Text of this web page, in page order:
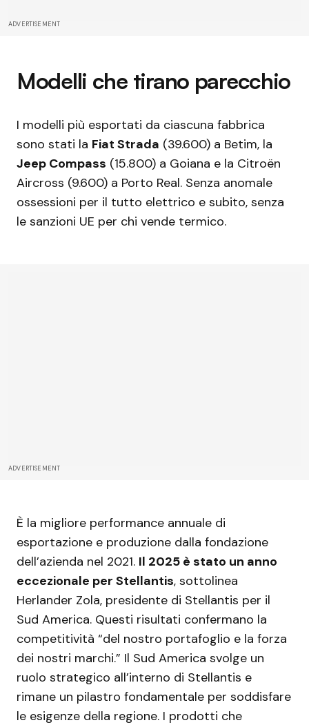
ADVERTISEMENT
Modelli che tirano parecchio
I modelli più esportati da ciascuna fabbrica
sono stati la Fiat Strada (39.600) a Betim, la
Jeep Compass (15.800) a Goiana e la Citroën
Aircross (9.600) a Porto Real. Senza anomale
ossessioni per il tutto elettrico e subito, senza
le sanzioni UE per chi vende termico.
ADVERTISEMENT
È la migliore performance annuale di
esportazione e produzione dalla fondazione
dell’azienda nel 2021. Il 2025 è stato un anno
eccezionale per Stellantis, sottolinea
Herlander Zola, presidente di Stellantis per il
Sud America. Questi risultati confermano la
competitività “del nostro portafoglio e la forza
dei nostri marchi.” Il Sud America svolge un
ruolo strategico all’interno di Stellantis e
rimane un pilastro fondamentale per soddisfare
le esigenze della regione. I prodotti che